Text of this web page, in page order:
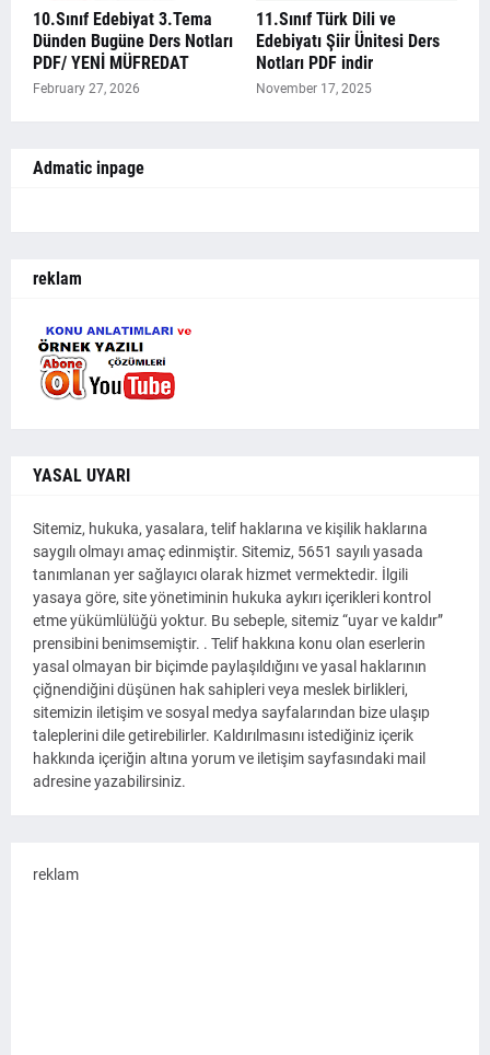
10.Sınıf Edebiyat 3.Tema
Dünden Bugüne Ders Notları
PDF/ YENİ MÜFREDAT
February 27, 2026
11.Sınıf Türk Dili ve
Edebiyatı Şiir Ünitesi Ders
Notları PDF indir
November 17, 2025
Admatic inpage
reklam
YASAL UYARI
Sitemiz, hukuka, yasalara, telif haklarına ve kişilik haklarına
saygılı olmayı amaç edinmiştir. Sitemiz, 5651 sayılı yasada
tanımlanan yer sağlayıcı olarak hizmet vermektedir. İlgili
yasaya göre, site yönetiminin hukuka aykırı içerikleri kontrol
etme yükümlülüğü yoktur. Bu sebeple, sitemiz “uyar ve kaldır”
prensibini benimsemiştir. . Telif hakkına konu olan eserlerin
yasal olmayan bir biçimde paylaşıldığını ve yasal haklarının
çiğnendiğini düşünen hak sahipleri veya meslek birlikleri,
sitemizin iletişim ve sosyal medya sayfalarından bize ulaşıp
taleplerini dile getirebilirler. Kaldırılmasını istediğiniz içerik
hakkında içeriğin altına yorum ve iletişim sayfasındaki mail
adresine yazabilirsiniz.
reklam